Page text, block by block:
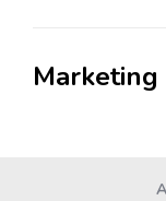
Marketing